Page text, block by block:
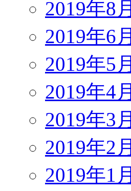
2019年8月
2019年6月
2019年5月
2019年4月
2019年3月
2019年2月
2019年1月